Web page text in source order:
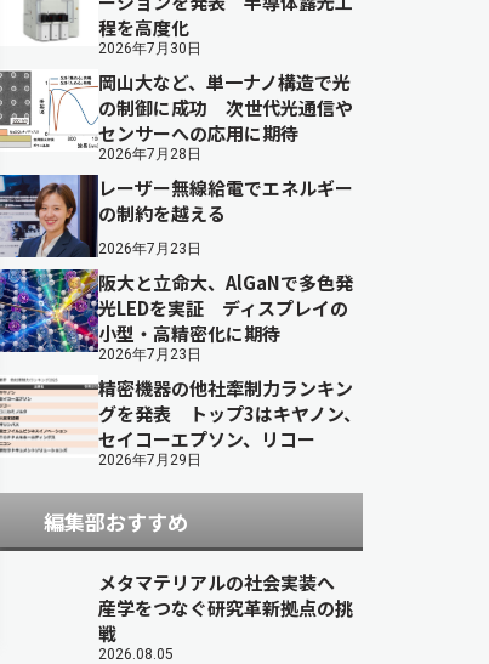
程を高度化
2026年7月30日
岡山大など、単一ナノ構造で光
の制御に成功 次世代光通信や
センサーへの応用に期待
2026年7月28日
レーザー無線給電でエネルギー
の制約を越える
2026年7月23日
阪大と立命大、AlGaNで多色発
光LEDを実証 ディスプレイの
小型・高精密化に期待
2026年7月23日
精密機器の他社牽制力ランキン
グを発表 トップ3はキヤノン、
セイコーエプソン、リコー
2026年7月29日
編集部おすすめ
メタマテリアルの社会実装へ
産学をつなぐ研究革新拠点の挑
戦
2026.08.05